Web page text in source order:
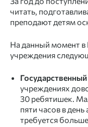
читать,
преподают детям
На данный момент
учреждения
учреждениях
30 ребятишек.
пяти часов в
требуется